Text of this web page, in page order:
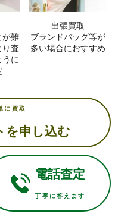
が難
り査
に
出張買取
ブランドバッグ等が
多い場合におすすめ
に買取
を申し込む
電話査定
丁寧に答えます